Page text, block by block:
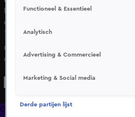
Dennis komt met slim plan om
ontmaskeren!
1 mei 2025, 20:28
n Bureau Onrecht denkt de
de wet te staan. Dennis schakelt
heterdaad te betrappen.
Overzicht
Functioneel & Essentieel
Analytisch
Advertising & Commercieel
Marketing & Social media
Derde partijen lijst